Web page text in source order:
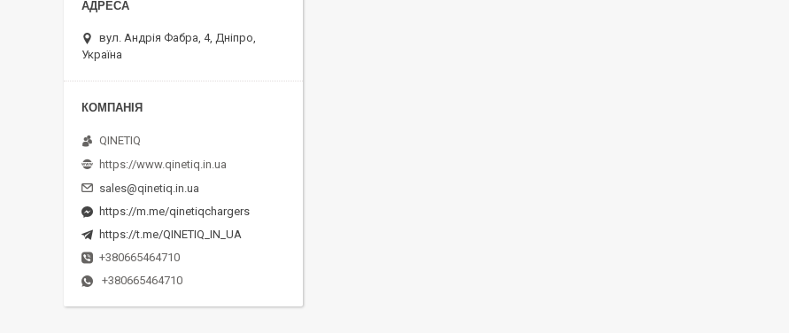
вул. Андрія Фабра, 4, Дніпро,
Україна
QINETIQ
https://www.qinetiq.in.ua
sales@qinetiq.in.ua
https://m.me/qinetiqchargers
https://t.me/QINETIQ_IN_UA
+380665464710
+380665464710